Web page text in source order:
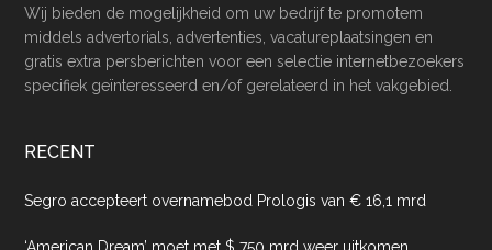
Wij bieden de mogelijkheid om uw bedrijf te promotem
middels advertorials, advertenties, vacatureplaatsingen en
gratis extra persberichten voor een selectie internetbezoekers
specifiek geïnteresseerd en/of gerelateerd in het vakgebied.
RECENT
Segro accepteert overnamebod Prologis van € 16,1 mrd